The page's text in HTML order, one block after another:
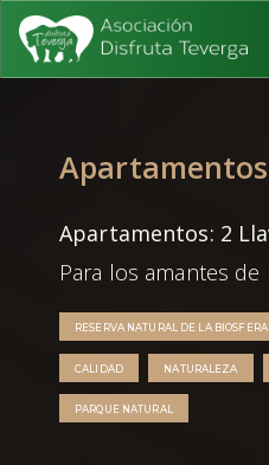
Apartamentos: 2
Para los amantes de
RESERVA NATURAL DE LA BIOSFERA
CALIDAD NATURALEZA
PARQUE NATURAL